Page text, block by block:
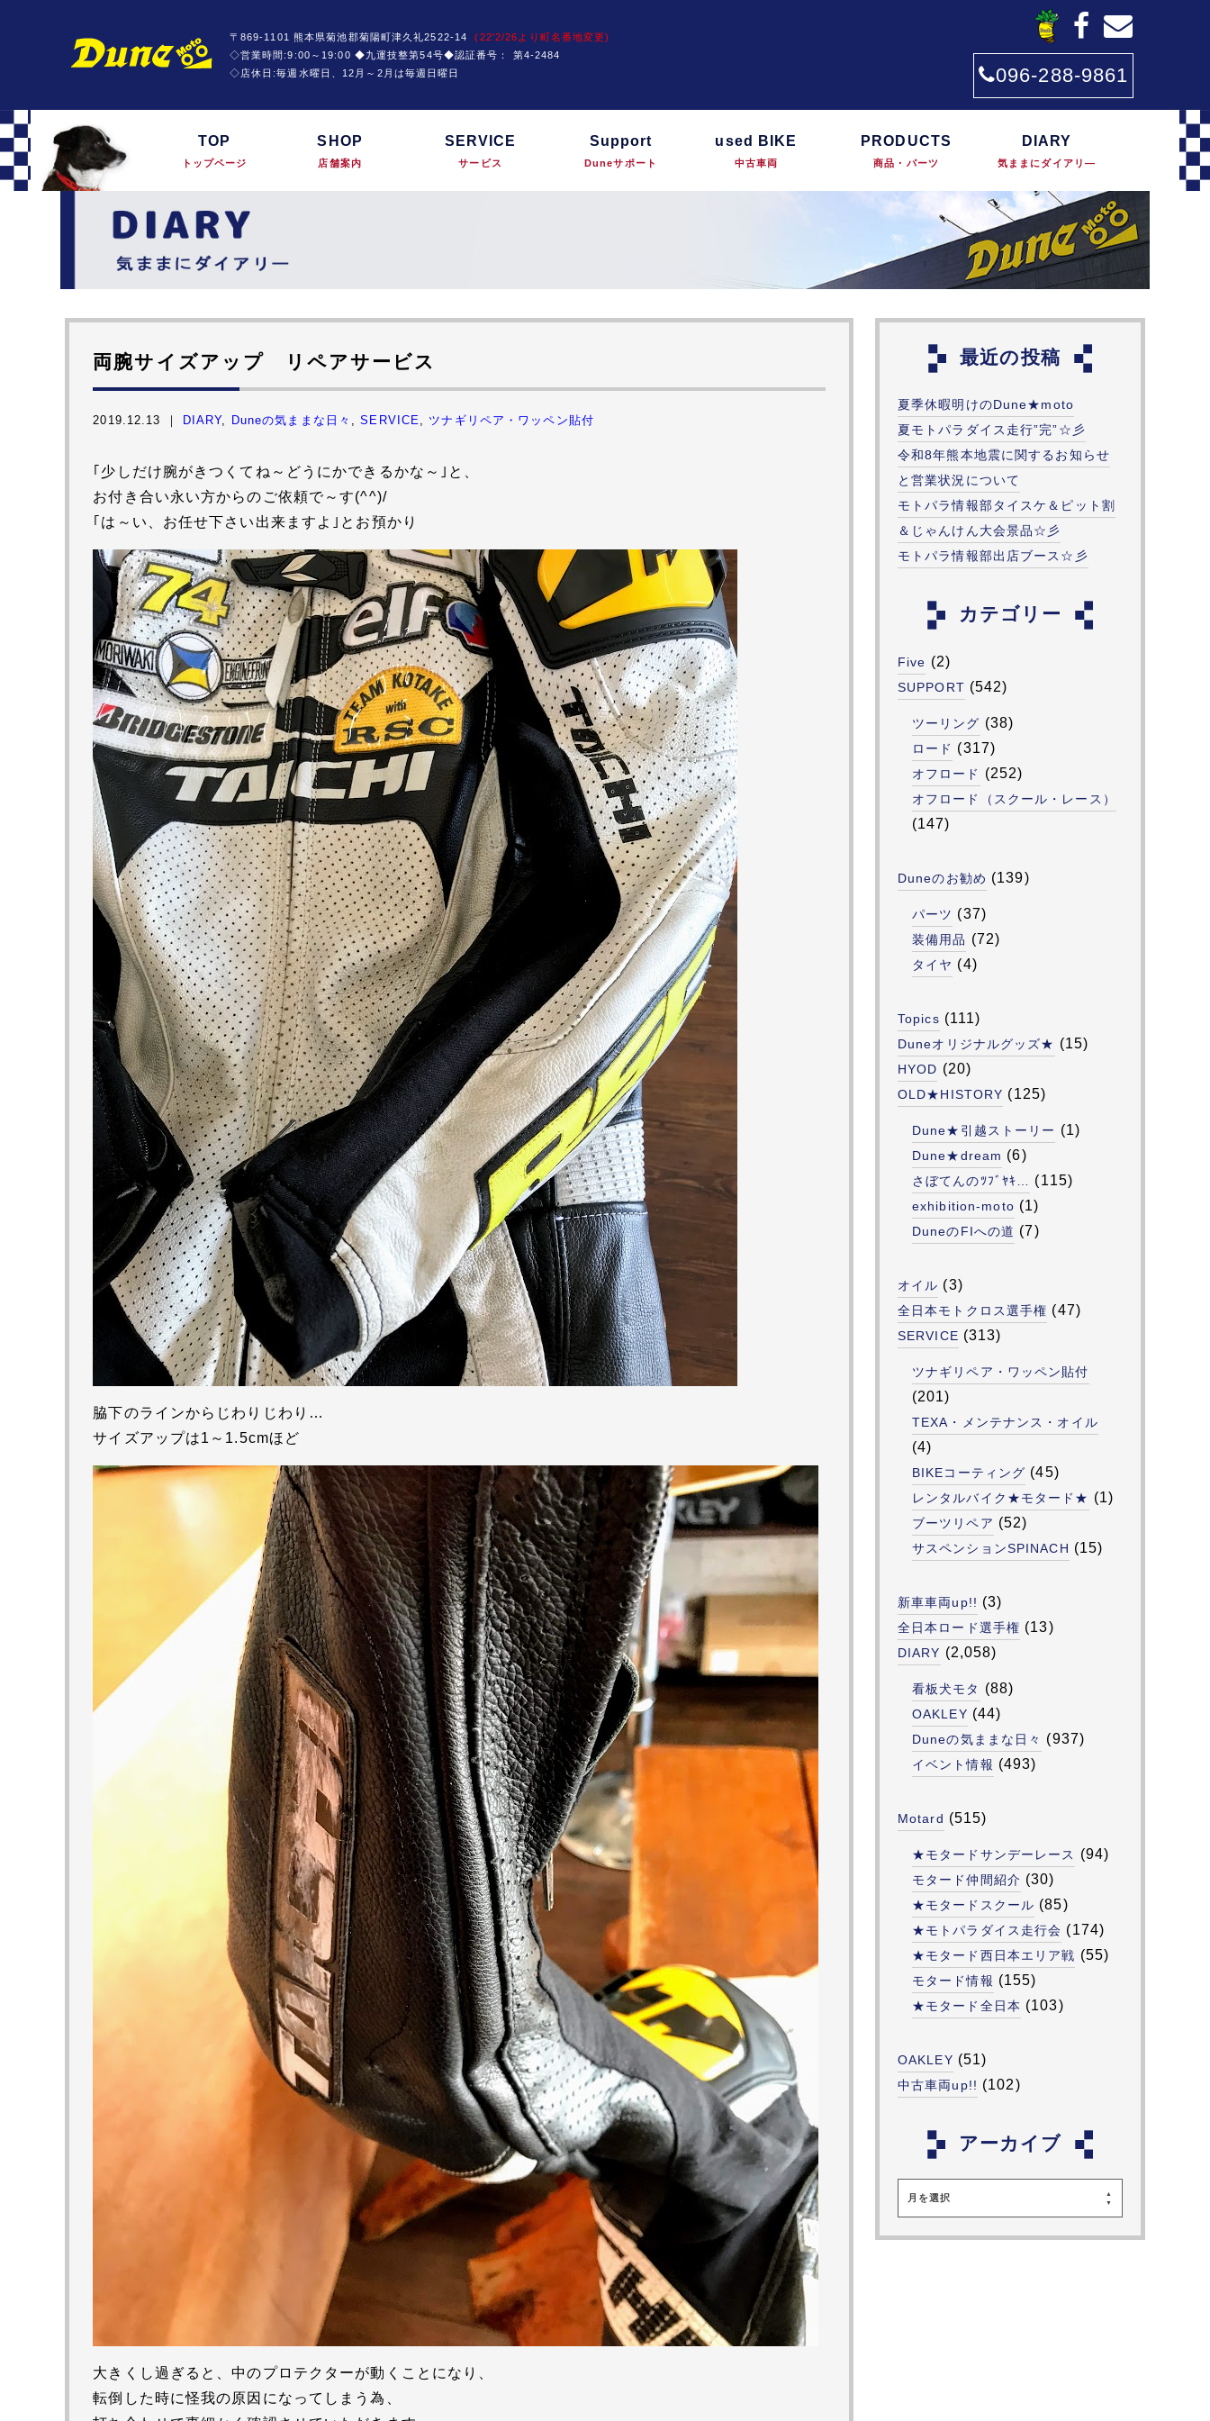
〒869-1101 熊本県菊池郡菊陽町津久礼2522-14(22'2/26より町名番地変更)
◇営業時間:9:00～19:00 ◆九運技整第54号◆認証番号： 第4-2484
◇店休日:毎週水曜日、12月～2月は毎週日曜日
096-288-9861
TOP
トップページ
SHOP
店舗案内
SERVICE
サービス
Support
Duneサポート
used BIKE
中古車両
PRODUCTS
商品・パーツ
DIARY
気ままにダイアリ―
両腕サイズアップ リペアサービス
2019.12.13 ｜ DIARY, Duneの気ままな日々 ,SERVICE ツナギリペア・ワッペン貼付
｢少しだけ腕がきつくてね～どうにかできるかな～｣と、
お付き合い永い方からのご依頼で～す(^^)/
｢は～い、お任せ下さい出来ますよ｣とお預かり
脇下のラインからじわりじわり…
サイズアップは1～1.5cmほど
大きくし過ぎると、中のプロテクターが動くことになり、
転倒した時に怪我の原因になってしまう為、
最近の投稿
夏季休暇明けのDune★moto
夏モトパラダイス走行”完”☆彡
令和8年熊本地震に関するお知らせ
と営業状況について
モトパラ情報部タイスケ＆ピット割
＆じゃんけん大会景品☆彡
モトパラ情報部出店ブース☆彡
カテゴリー
Five (2)
SUPPORT (542)
ツーリング (38)
ロード (317)
オフロード (252)
オフロード（スクール・レース）
(147)
Duneのお勧め (139)
パーツ (37)
装備用品 (72)
タイヤ (4)
Topics (111)
Duneオリジナルグッズ★ (15)
HYOD (20)
OLD★HISTORY (125)
Dune★引越ストーリー (1)
Dune★dream (6)
さぼてんのﾂﾌﾞﾔｷ… (115)
exhibition-moto (1)
DuneのFIへの道 (7)
オイル (3)
全日本モトクロス選手権 (47)
SERVICE (313)
ツナギリペア・ワッペン貼付
(201)
TEXA・メンテナンス・オイル
(4)
BIKEコーティング (45)
レンタルバイク★モタード★ (1)
ブーツリペア (52)
サスペンションSPINACH (15)
新車車両up!! (3)
全日本ロード選手権 (13)
DIARY (2,058)
看板犬モタ (88)
OAKLEY (44)
Duneの気ままな日々 (937)
イベント情報 (493)
Motard (515)
★モタードサンデーレース (94)
モタード仲間紹介 (30)
★モタードスクール (85)
★モトパラダイス走行会 (174)
★モタード西日本エリア戦 (55)
モタード情報 (155)
★モタード全日本 (103)
OAKLEY (51)
中古車両up!! (102)
アーカイブ
月を選択